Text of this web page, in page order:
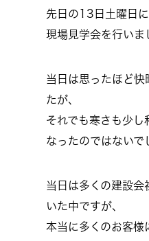
先日の13日土曜日
現場見学会を行いま
当日は思ったほど快
たが、
それでも寒さも少し
なったのではないで
当日は多くの建設会
いた中ですが、
本当に多くのお客様